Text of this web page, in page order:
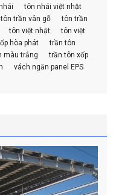
tôn nhái việt nhật
tôn trần vân gỗ
tôn trần
tôn việt nhật
tôn việt
hòa phát
trần tôn
màu trắng
trần tôn xốp
vách ngăn panel EPS